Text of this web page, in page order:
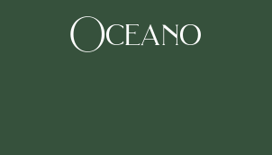
Oceano